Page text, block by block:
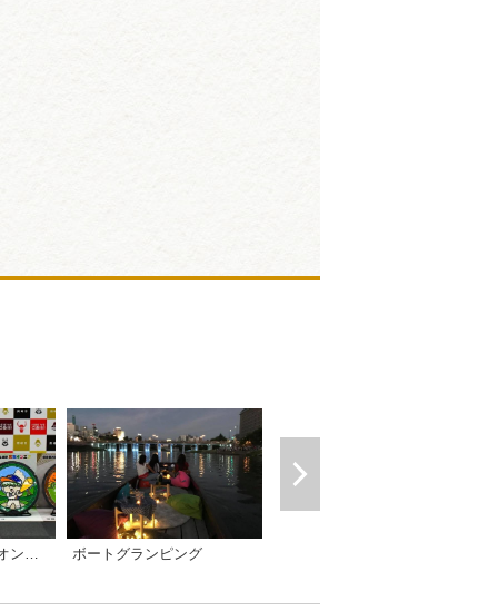
【マップ付き】東海オンエアマンホール 岡崎編 聖地巡礼 ボートグランピング